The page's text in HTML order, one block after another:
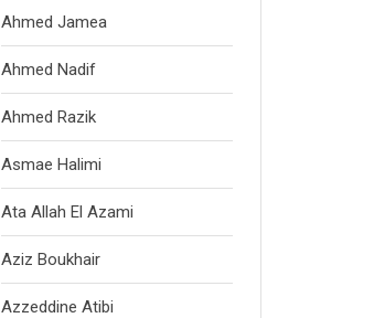
Ahmed Jamea
Ahmed Nadif
Ahmed Razik
Asmae Halimi
Ata Allah El Azami
Aziz Boukhair
Azzeddine Atibi